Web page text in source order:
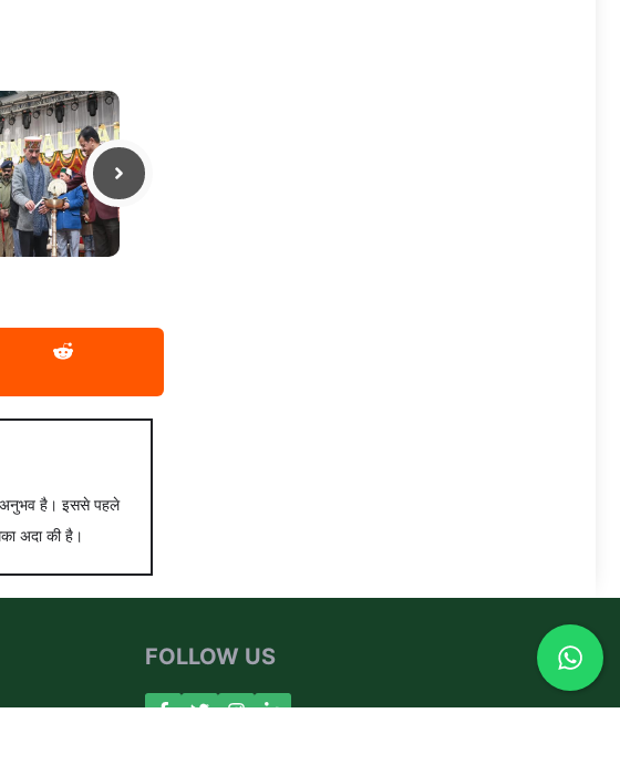
अनुभव है। इससे पहले
अदा की है।
FOLLOW US